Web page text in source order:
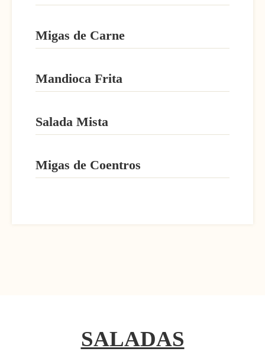
Migas de Carne
Mandioca Frita
Salada Mista
Migas de Coentros
SALADAS